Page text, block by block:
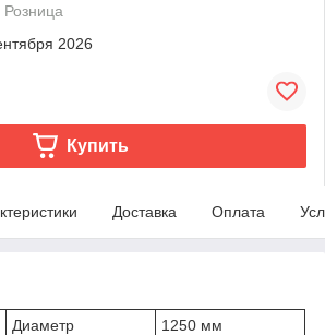
Розница
2026
Купить
Доставка Оплата
Диаметр
1250 мм